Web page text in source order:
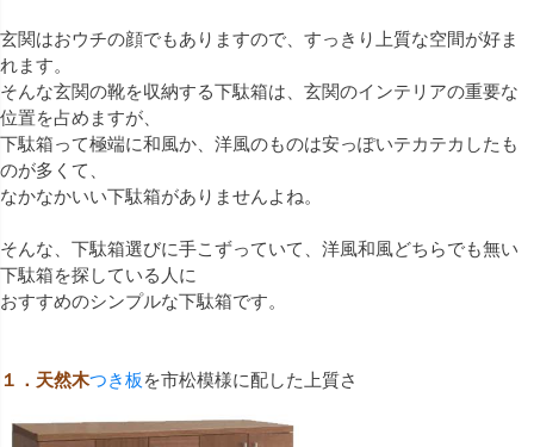
玄関はおウチの顔でもありますので、すっきり上質な空間が好ま
れます。
そんな玄関の靴を収納する下駄箱は、玄関のインテリアの重要な
位置を占めますが、
下駄箱って極端に和風か、洋風のものは安っぽいテカテカしたも
のが多くて、
なかなかいい下駄箱がありませんよね。
そんな、下駄箱選びに手こずっていて、洋風和風どちらでも無い
下駄箱を探している人に
おすすめのシンプルな下駄箱です。
１．天然木つき板 を市松模様に配した上質さ